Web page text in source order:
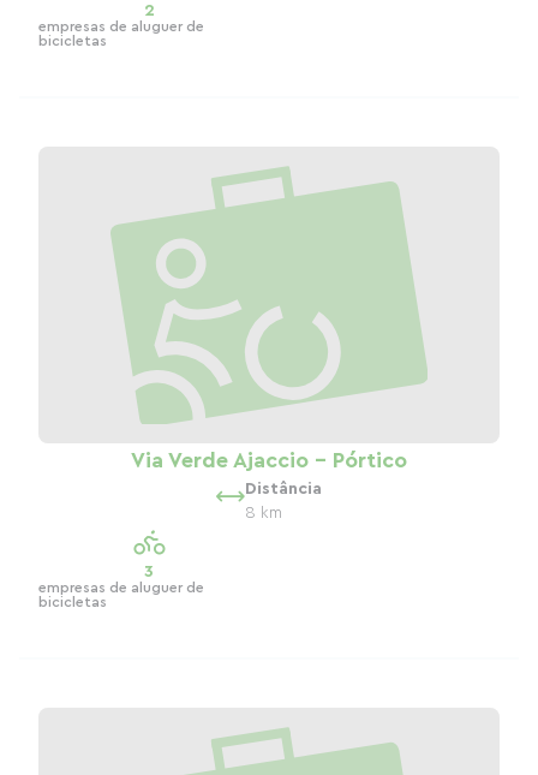
2
empresas de aluguer de
bicicletas
Via Verde Ajaccio - Pórtico
Distância
8 km
3
empresas de aluguer de
bicicletas